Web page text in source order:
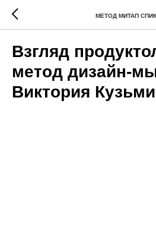
МЕТОД МИТАП
Взгляд
метод дизайн-
Виктория